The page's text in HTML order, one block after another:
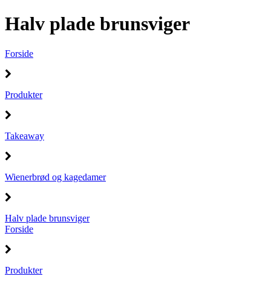
Halv plade brunsviger
Forside
Produkter
Takeaway
Wienerbrød og kagedamer
Halv plade brunsviger
Forside
Produkter